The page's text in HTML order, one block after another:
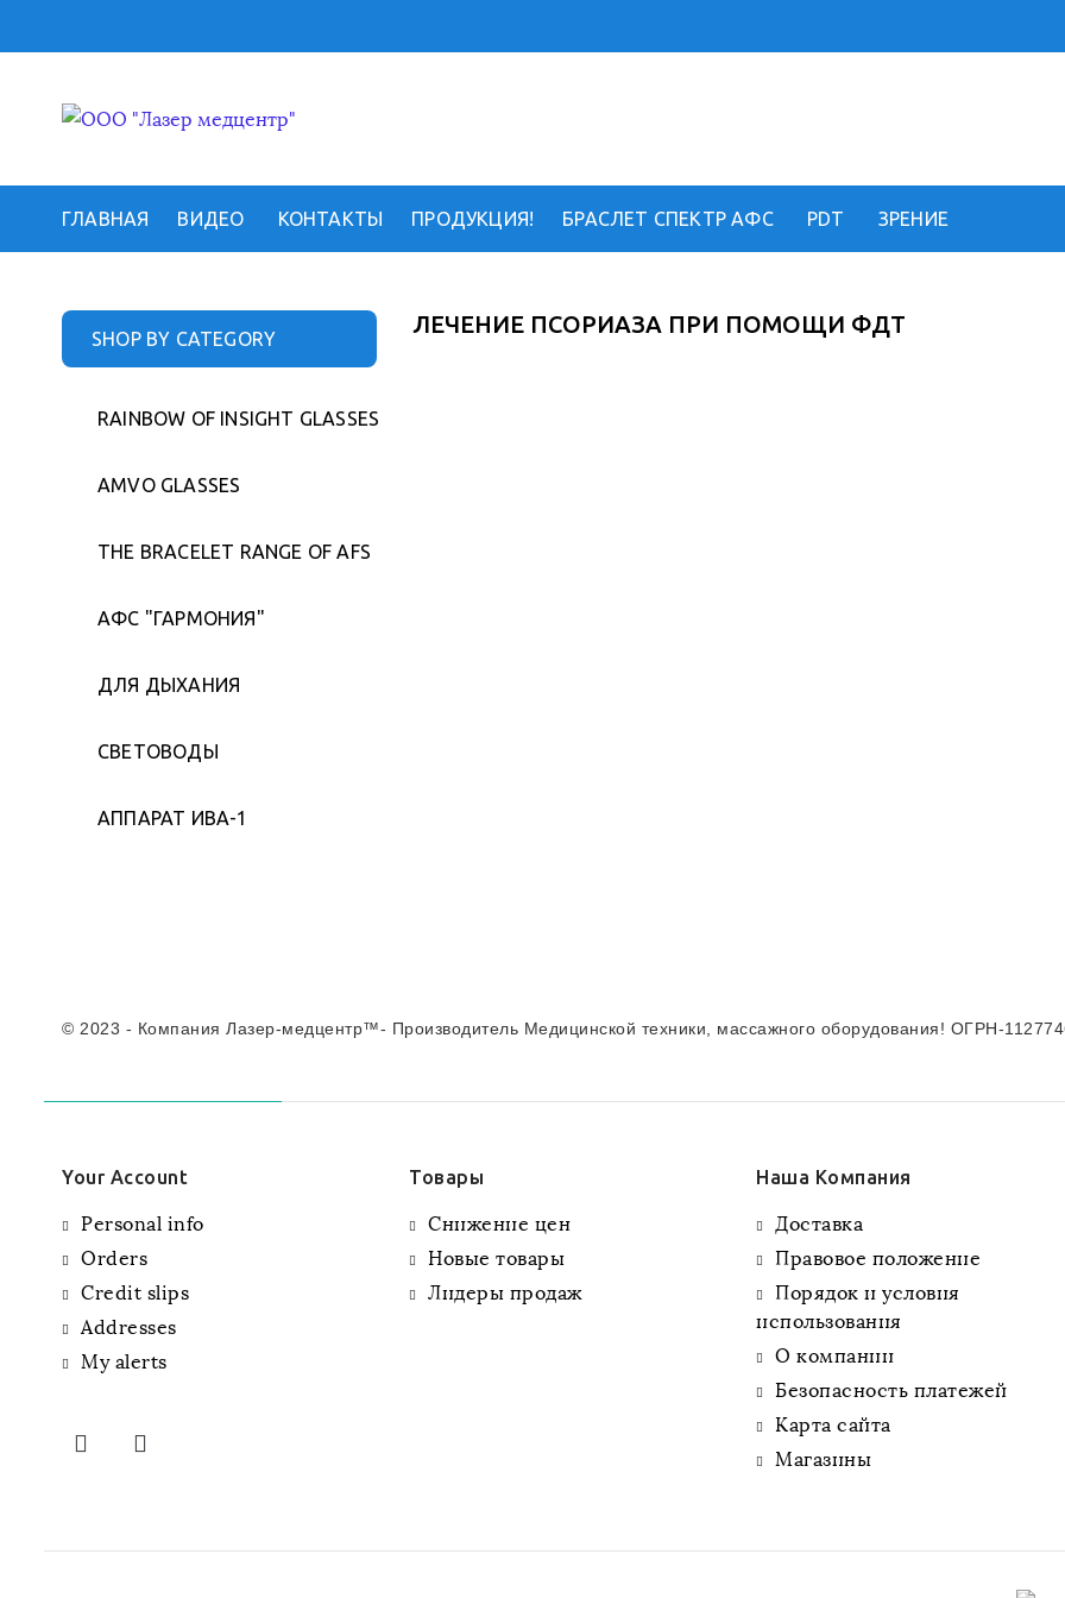
ГЛАВНАЯ ВИДЕО КОНТАКТЫ ПРОДУКЦИЯ! БРАСЛЕТ СПЕКТР АФС PDT ЗРЕНИЕ
SHOP BY CATEGORY
RAINBOW OF INSIGHT GLASSES
AMVO GLASSES
THE BRACELET RANGE OF AFS
АФС "ГАРМОНИЯ"
ДЛЯ ДЫХАНИЯ
СВЕТОВОДЫ
АППАРАТ ИВА-1
ЛЕЧЕНИЕ ПСОРИАЗА ПРИ ПОМОЩИ ФДТ
© 2023 - Компания Лазер-медцентр™- Производитель Медицинской техники, массажного оборудования! ОГРН-
Your Account
Personal info
Orders
Credit slips
Addresses
My alerts
Товары
Снижение цен
Новые товары
Лидеры продаж
Наша Компания
Доставка
Правовое положение
Порядок и условия
использования
О компании
Безопасность платежей
Карта сайта
Магазины